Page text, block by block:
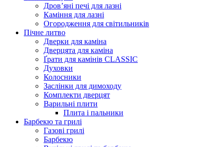
Дров’яні печі для лазні
Каміння для лазні
Огородження для світильників
Пічне литво
Дверки для каміна
Дверцята для каміна
Ґрати для камінів CLASSIC
Духовки
Колосники
Заслінки для димоходу
Комплекти дверцят
Варильні плити
Плита і пальники
Барбекю та грилі
Газові грилі
Барбекю